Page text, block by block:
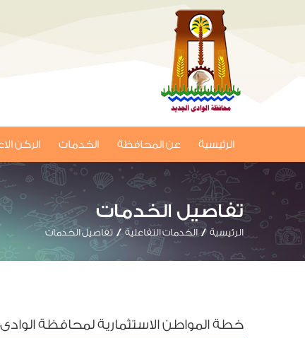
الرئيسية عن المحافظة الخدمات الركن
تفاصيل الخدمات
الرئيسية الخدمات التفاعلية تفاصيل الخدمات
خطة المواطن الاستثمارية لمحافظة الوادى الجديد